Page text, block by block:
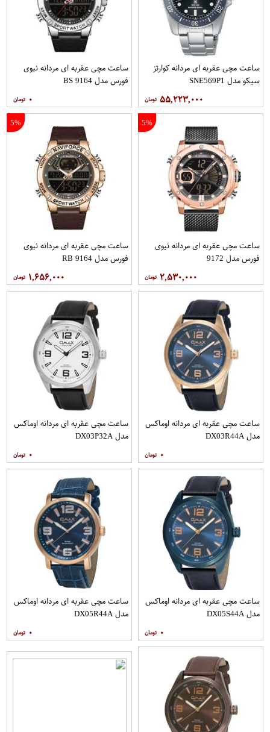
ساعت مچی عقربه ای مردانه کوارتز
سیکو مدل SNE569P1
۵۵,۲۲۳,۰۰۰
ساعت مچی عقربه ای مردانه نیوی
فورس مدل 9164 BS
۰
5%
ساعت مچی عقربه ای مردانه نیوی
فورس مدل 9172
۲,۵۳۰,۰۰۰
5%
ساعت مچی عقربه ای مردانه نیوی
فورس مدل 9164 RB
۱,۶۵۶,۰۰۰
ساعت مچی عقربه ای مردانه اوماکس
مدل DX03R44A
۰
ساعت مچی عقربه ای مردانه اوماکس
مدل DX03P32A
۰
ساعت مچی عقربه ای مردانه اوماکس
مدل DX05S44A
۰
ساعت مچی عقربه ای مردانه اوماکس
مدل DX05R44A
۰